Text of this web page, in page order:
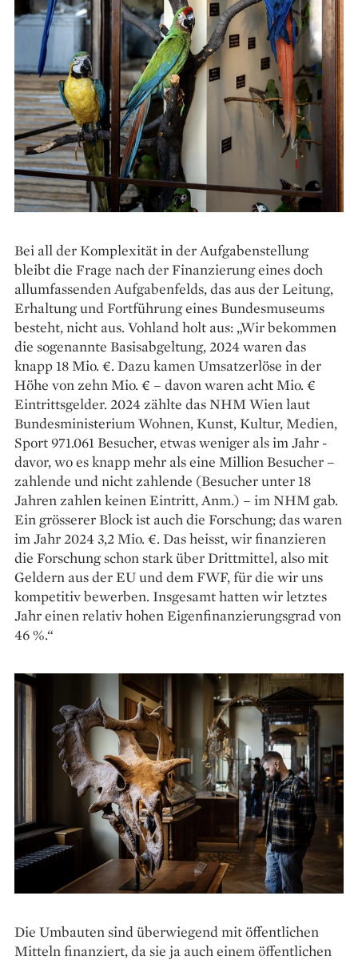
Bei all der Komplexität in der Aufgaben­stellung
bleibt die Frage nach der ­Finanzierung eines doch
allumfassenden Aufgabenfelds, das aus der Leitung,
Erhaltung und Fortführung ­eines Bundesmuseums
besteht, nicht aus. Vohland holt aus: „Wir bekommen
die sogenannte Basis­abgeltung, 2024 waren das
knapp 18 Mio. €. Dazu kamen Umsatzerlöse in der
Höhe von zehn Mio. € – davon waren acht Mio. €
Eintritts­gelder. 2024 zählte das NHM Wien laut
Bundesministe­rium Wohnen, Kunst, Kultur, Medien,
Sport 971.061 Besucher, etwas weniger als im Jahr ­
davor, wo es knapp mehr als eine Million Besucher –
zahlende und nicht zahlende (Besucher unter 18
Jahren zahlen keinen Eintritt, Anm.) – im NHM gab.
Ein grösserer Block ist auch die Forschung; das waren
im Jahr 2024 3,2 Mio. €. Das heisst, wir finanzieren
die Forschung schon stark über Drittmittel, also mit
Geldern aus der EU und dem FWF, für die wir uns
kompetitiv bewerben. Insgesamt hatten wir letztes
Jahr einen relativ hohen Eigenfinanzierungsgrad von
46 %.“
Die Umbauten sind überwiegend mit ­öffentlichen
Mitteln finanziert, da sie ja auch ­einem ­öffentlichen